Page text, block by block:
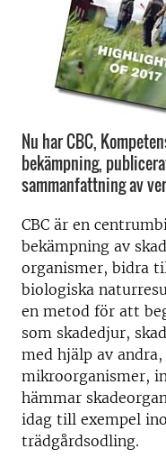
Nu har CBC,
bekämpning,
sammanfattning av
CBC är en
bekämpning av
organismer, bidra
biologiska
en metod för att
som skadedjur,
med hjälp av
mikroorganismer,
hämmar
idag till exempel
trädgårdsodling.